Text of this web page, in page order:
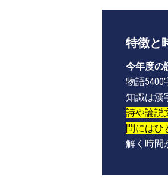
特徴と
今年度の
物語5400
知識は漢
詩や論説
問にはひ
解く時間